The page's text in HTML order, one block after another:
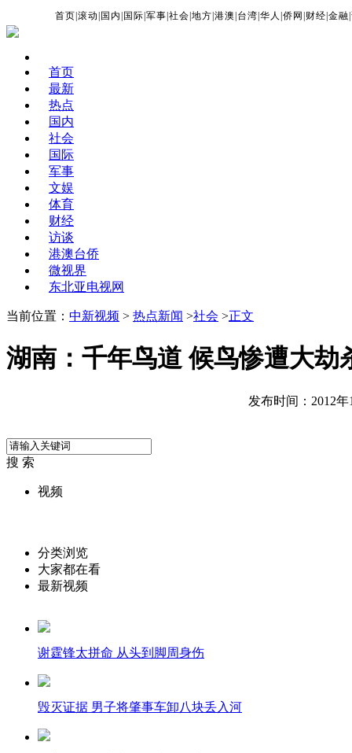
首页 |滚动 国内 国际 |军事 |社会 |地方 |港澳 台湾 |华人 |侨网 财经 |金融 |
首页
最新
热点
国内
社会
国际
军事
文娱
体育
财经
访谈
港澳台侨
微视界
东北亚电视网
当前位置： 中新视频 > 热点新闻 >社会 >正文
湖南：千年鸟道 候鸟惨遭大劫
发布时间：2012年
搜 索
视频
分类浏览
大家都在看
最新视频
谢霆锋太拼命 从头到脚周身伤
毁灭证据 男子将肇事车卸八块丢入河